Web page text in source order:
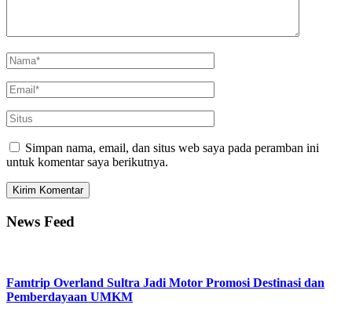
Simpan nama, email, dan situs web saya pada peramban ini
untuk komentar saya berikutnya.
News Feed
Famtrip Overland Sultra Jadi Motor Promosi Destinasi dan
Pemberdayaan UMKM